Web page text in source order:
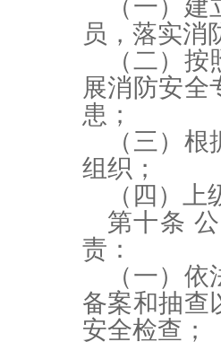
（一）
员，落实消
（二）
展消防安全
患；
（三）
组织；
（四）
第十条
责：
（一）
备案和抽查
安全检查；